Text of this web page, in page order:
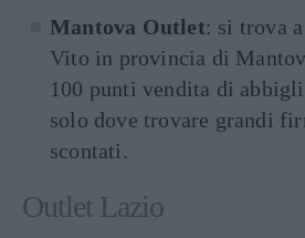
Mantova Outlet: si trova
Vito in provincia di
100 punti vendita di
solo dove trovare grandi
scontati.
Outlet Lazio